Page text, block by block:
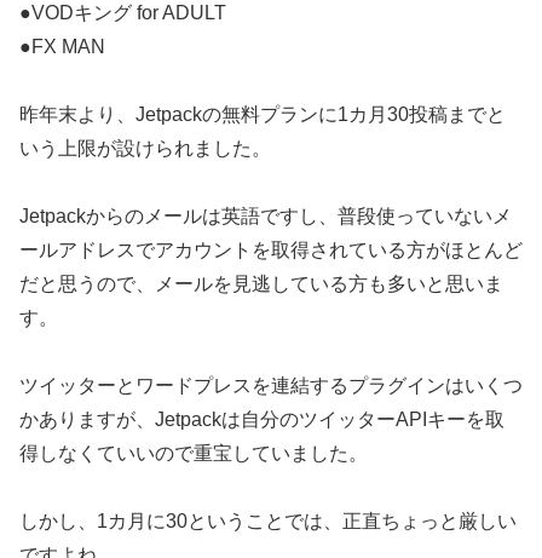
●VODキング for ADULT
●FX MAN
昨年末より、Jetpackの無料プランに1カ月30投稿までと
いう上限が設けられました。
Jetpackからのメールは英語ですし、普段使っていないメ
ールアドレスでアカウントを取得されている方がほとんど
だと思うので、メールを見逃している方も多いと思いま
す。
ツイッターとワードプレスを連結するプラグインはいくつ
かありますが、Jetpackは自分のツイッターAPIキーを取
得しなくていいので重宝していました。
しかし、1カ月に30ということでは、正直ちょっと厳しい